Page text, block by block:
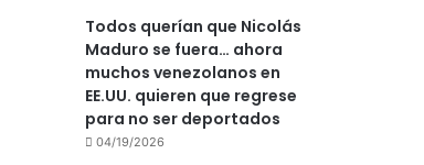
Todos querían que Nicolás
Maduro se fuera… ahora
muchos venezolanos en
EE.UU. quieren que regrese
para no ser deportados
04/19/2026